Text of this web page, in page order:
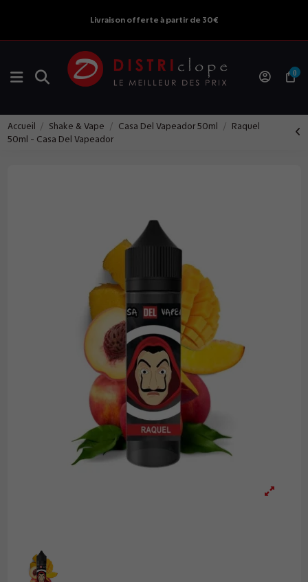
Livraison offerte à partir de 30€
0
Accueil Shake & Vape Casa Del Vapeador 50ml
Raquel
50ml - Casa Del Vapeador